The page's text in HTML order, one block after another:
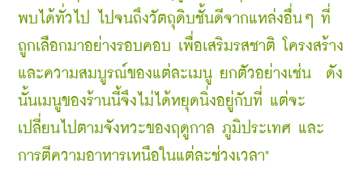
พบได้ทั่วไป ไปจนถึงวัตถุดิบชั้นดีจากแหล่งอื่นๆ ที่
ถูกเลือกมาอย่างรอบคอบ เพื่อเสริมรสชาติ โครงสร้าง
และความสมบูรณ์ของแต่ละเมนู ยกตัวอย่างเช่น  ดัง
นั้นเมนูของร้านนี้จึงไม่ได้หยุดนิ่งอยู่กับที่ แต่จะ
เปลี่ยนไปตามจังหวะของฤดูกาล ภูมิประเทศ และ
การตีความอาหารเหนือในแต่ละช่วงเวลา"